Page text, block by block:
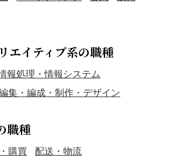
エイティブ系の職種
報処理・情報システム
集・編成・制作・デザイン
職種
購買 配送・物流